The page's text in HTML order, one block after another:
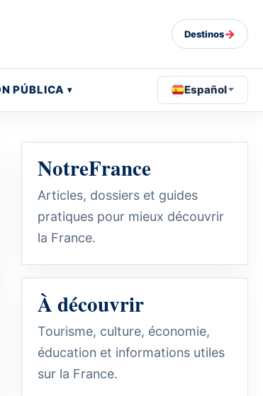
Destinos→
PÚBLICA Español
NotreFrance
Articles, dossiers et guides
pratiques pour mieux découvrir
la France.
À découvrir
Tourisme, culture, économie,
éducation et informations utiles
sur la France.